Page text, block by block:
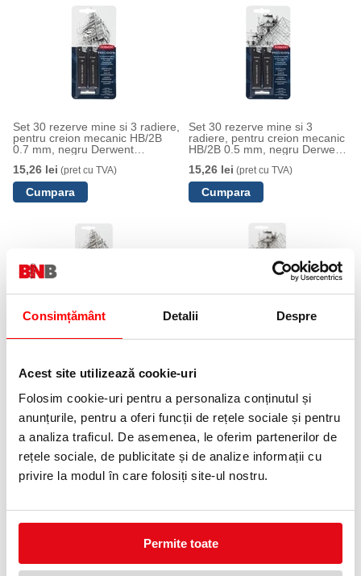
Consimțământ Detalii Despre
Acest site utilizează cookie-uri
Folosim cookie-uri pentru a personaliza conținutul și
anunțurile, pentru a oferi funcții de rețele sociale și pentru
a analiza traficul. De asemenea, le oferim partenerilor de
rețele sociale, de publicitate și de analize informații cu
privire la modul în care folosiți site-ul nostru.
Permite toate
Set 30 rezerve mine si 3 radiere,
pentru creion mecanic HB/2B
0.7 mm, negru Derwent
15,26 lei (pret cu TVA)
Set 30 rezerve mine si 3
radiere, pentru creion mecanic
HB/2B 0.5 mm, negru Derwent
15,26 lei (pret cu TVA)
mine si radiere incluse, negru
Derwent Professional
rezerve mine si radiere incluse,
negru Derwent Professional
NOUTATI
OFERTE